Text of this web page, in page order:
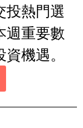
投熱門選
週重要數
機遇。